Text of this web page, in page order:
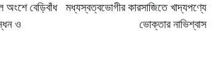
অংশে বেড়িবাঁধ
ও
মধ্যস্বত্বভোগীর কারসাজিতে খাদ্যপণ্যে
ভোক্তার নাভিশ্বাস